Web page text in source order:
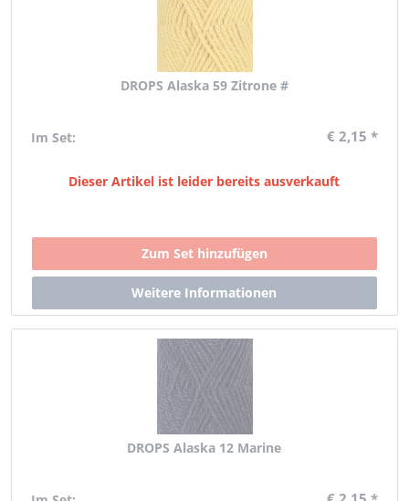
DROPS Alaska 59 Zitrone #
Im Set: € 2,15 *
Dieser Artikel ist leider bereits ausverkauft
DROPS Alaska 12 Marine